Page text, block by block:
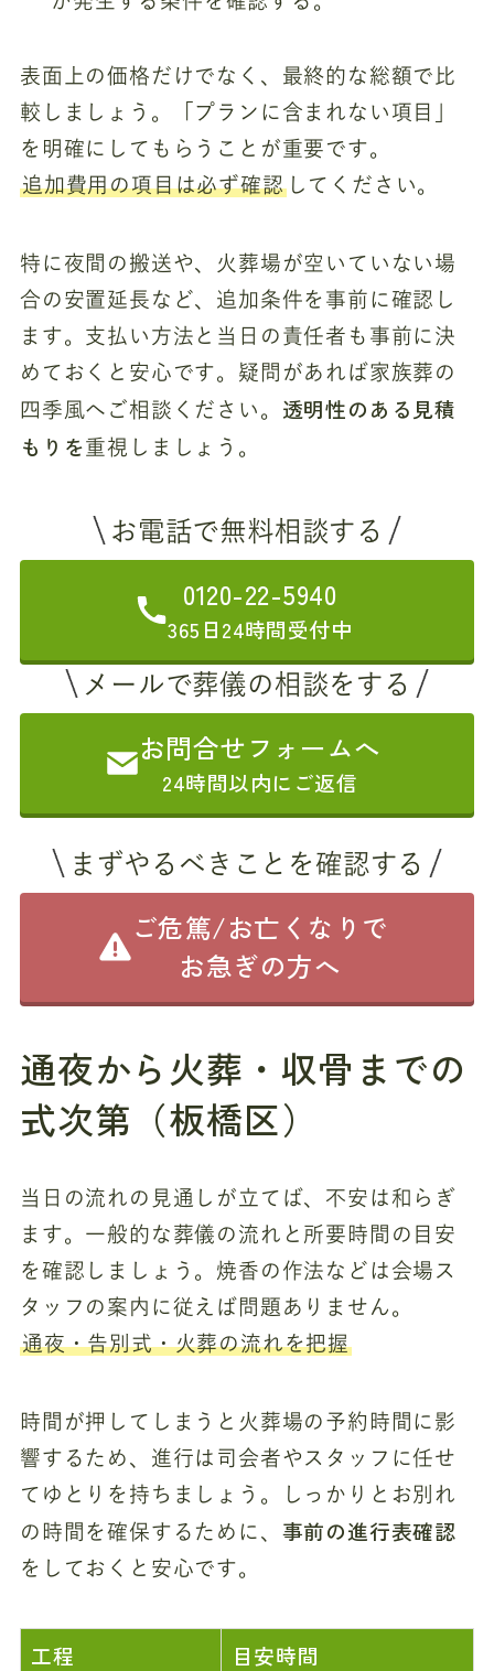
表面上の価格だけでなく、最終的な総額で比
較しましょう。「プランに含まれない項目」
を明確にしてもらうことが重要です。
追加費用の項目は必ず確認してください。
特に夜間の搬送や、火葬場が空いていない場
合の安置延長など、追加条件を事前に確認し
ます。支払い方法と当日の責任者も事前に決
めておくと安心です。疑問があれば家族葬の
四季風へご相談ください。 透明性のある見積
もりを重視しましょう。
お電話で無料相談する
0120-22-5940
365日24時間受付中
メールで葬儀の相談をする
お問合せフォームへ
24時間以内にご返信
まずやるべきことを確認する
ご危篤/お亡くなりで
お急ぎの方へ
通夜から火葬・収骨までの
式次第（板橋区）
当日の流れの見通しが立てば、不安は和らぎ
ます。一般的な葬儀の流れと所要時間の目安
を確認しましょう。焼香の作法などは会場ス
タッフの案内に従えば問題ありません。
通夜・告別式・火葬の流れを把握
時間が押してしまうと火葬場の予約時間に影
響するため、進行は司会者やスタッフに任せ
てゆとりを持ちましょう。しっかりとお別れ
の時間を確保するために、 事前の進行表確認
をしておくと安心です。
工程 目安時間